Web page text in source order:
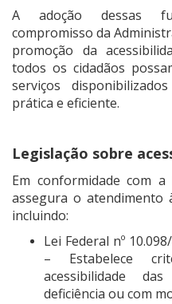
A adoção dessas
compromisso da
promoção da
todos os cidadãos
serviços
prática e eficiente.
Legislação sobre
Em conformidade com
assegura o atendimento
incluindo:
Lei Federal nº
– Estabelece
acessibilidade
deficiência ou com